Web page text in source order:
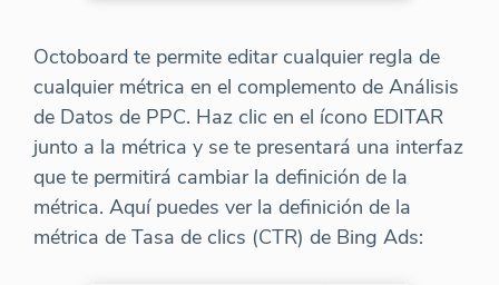
Octoboard te permite editar cualquier regla de
cualquier métrica en el complemento de Análisis
de Datos de PPC. Haz clic en el ícono EDITAR
junto a la métrica y se te presentará una interfaz
que te permitirá cambiar la definición de la
métrica. Aquí puedes ver la definición de la
métrica de Tasa de clics (CTR) de Bing Ads: